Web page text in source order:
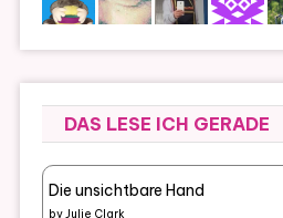
DAS LESE ICH GERADE
Die unsichtbare Hand
byJulie Clark